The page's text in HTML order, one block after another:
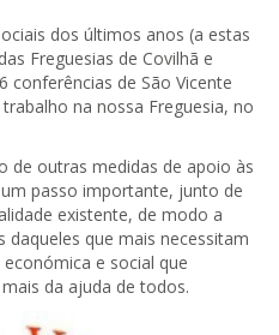
dos últimos anos (a estas
Freguesias de Covilhã e
conferências de São Vicente
na nossa Freguesia, no
de outras medidas de apoio às
passo importante, junto de
existente, de modo a
que mais necessitam
e social que
da ajuda de todos.